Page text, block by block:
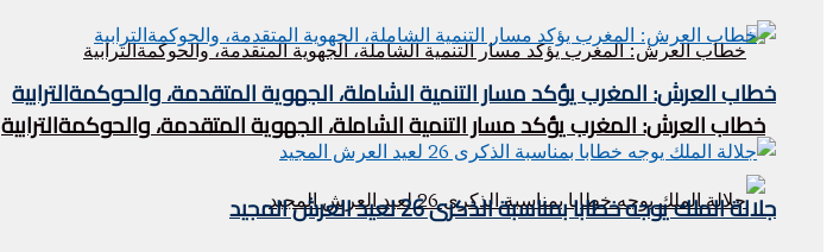
خطاب العرش: المغرب يؤكد مسار التنمية الشاملة، الجهوية المتقدمة، والحوكمةالترابية
خطاب العرش: المغرب يؤكد مسار التنمية الشاملة، الجهوية المتقدمة، والحوكمةالترابية
جلالة الملك يوجه خطابا بمناسبة الذكرى 26 لعيد العرش المجيد